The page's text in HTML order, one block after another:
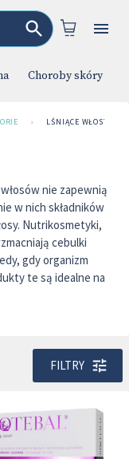
Choroby skóry
› LŚNIĄCE WŁOSY
nie zapewnią
w nich składników
Nutrikosmetyki,
cebulki
gdy organizm
te są idealne na
FILTRY